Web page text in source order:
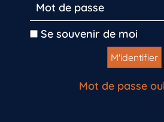
Se souvenir de moi
Mot de passe